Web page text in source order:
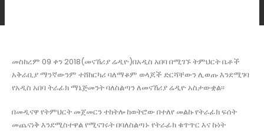
መስከረም 09 ቀን 2018(መናኸሪያ ሬዲዮ)በአዲስ አበባ በሚገኙ ትምህርት ቤቶች
አቅራቢያ ማንኛውንም ተሸከርካሪ ባለማቆም ወላጆች ድርሻቸውን ሊወጡ እንደሚገባ
የአዲስ አበባ ትራፊክ ማኔጅመንት ባለስልጣን ለመናኸሪያ ሬዲዮ አስታውቋል፡፡
በመዲናዋ የትምህርት መጀመርን ተከትሎ ከወትሮው በተለየ መልኩ የትራፊክ ፍሰት
መጨናነቅ እንደሚስተዋል የሚናገሩት በባለስልጣኑ የትራፊክ ቁጥጥር እና ኩነት